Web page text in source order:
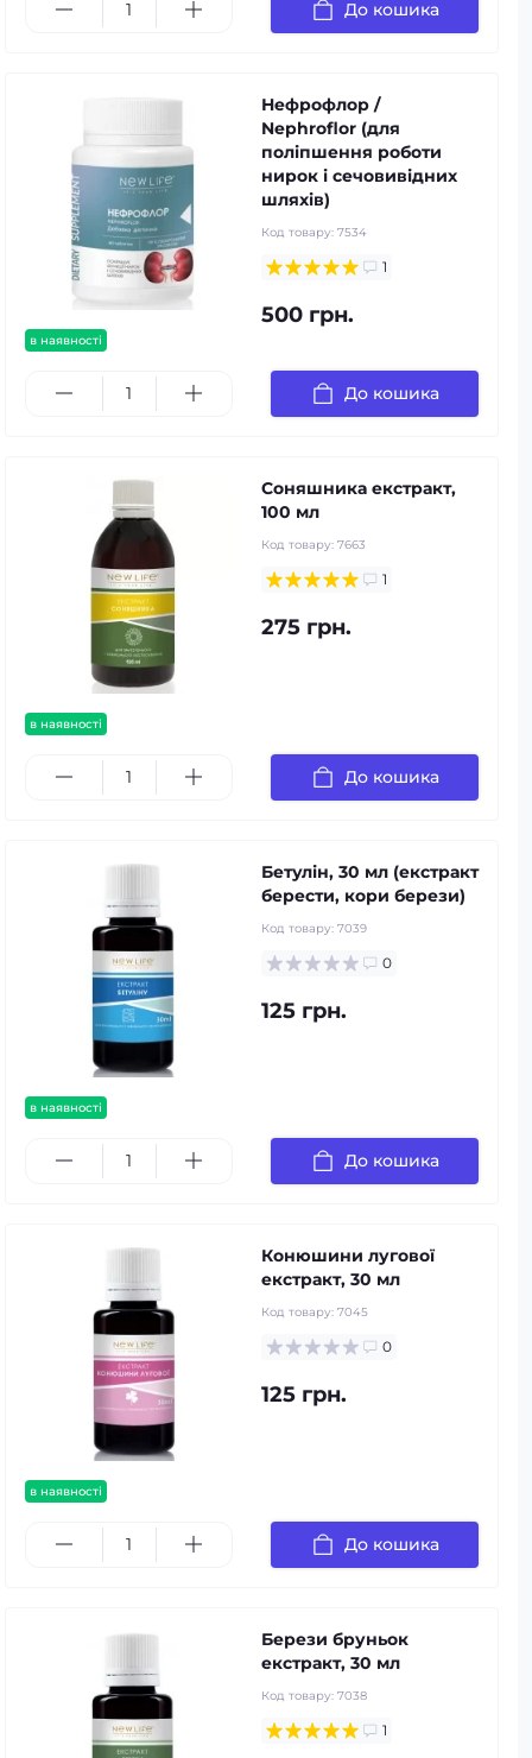
До кошика
в наявності
Нефрофлор /
Nephroflor (для
поліпшення роботи
нирок і сечовивідних
шляхів)
Код товару: 7534
1
500 грн.
До кошика
в наявності
Соняшника екстракт,
100 мл
Код товару: 7663
1
275 грн.
До кошика
в наявності
Бетулін, 30 мл (екстракт
берести, кори берези)
Код товару: 7039
0
125 грн.
До кошика
в наявності
Конюшини лугової
екстракт, 30 мл
Код товару: 7045
0
125 грн.
До кошика
Берези бруньок
екстракт, 30 мл
Код товару: 7038
1